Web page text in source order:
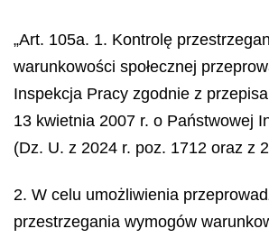
„Art. 105a. 1. Kontrolę
warunkowości społecznej
Inspekcja Pracy zgodnie z
13 kwietnia 2007 r. o Państwowej
(Dz. U. z 2024 r. poz. 1712 oraz z
2. W celu umożliwienia
przestrzegania wymogów